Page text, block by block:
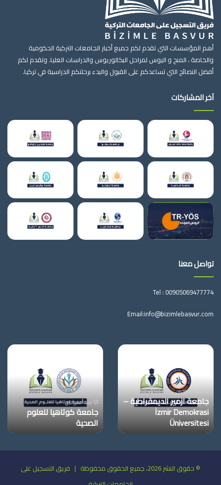
أهم المؤسسات التي تقدم لكم جميع أخبار الجامعات التركية الحكومية
والخاصة ، المنح و اليوس لمراحل البكالوريوس والدراسات العليا. وتقدم لكم
أفضل النصائح التي تساعدكم على القبول والبدء برحلتكم الدراسية في تركيا.
آخر المشاركات
تواصل معنا
Tel : 00905069477774
Email:info@bizimlebasvur.com
جامعة
الديمقراطية
Demokrasi
Üniversitesi
منذ أسبوعين
جامعة ازمير الديمقراطية –
İzmir Demokrasi
Üniversitesi
جامعة
منذ أسبوعين
جامعة كوتاهيا للعلوم
الصحية
© حقوق النشر 2026، جميع الحقوق محفوظة | فريق التسجيل على